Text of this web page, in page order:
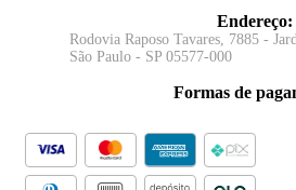
Endereço:
Rodovia Raposo Tavares, 7885 -
São Paulo - SP 05577-000
Formas de